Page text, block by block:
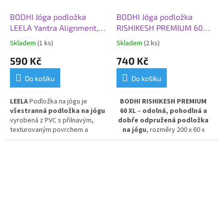
BODHI Jóga podložka
LEELA Yantra Alignment,
183x60x0,45 cm, půlnoční
Skladem (1 ks)
590 Kč
Do košíku
LEELAPodložka na jógu je
všestranná podložka na jógu
vyrobená z PVC s přilnavým,
texturovaným povrchem a
krásným designem. Povrch je
BODHI Jóga podložka
RISHIKESH PREMIUM 60
XL, 200x60x0,45 cm,
divoká borůvka
Skladem (2 ks)
740 Kč
Do košíku
BODHI RISHIKESH PREMIUM
60 XL– odolná, pohodlná a
dobře odpružená podložka
na jógu, rozměry 200 x 60 x
0,45 cm, v barvě divoká